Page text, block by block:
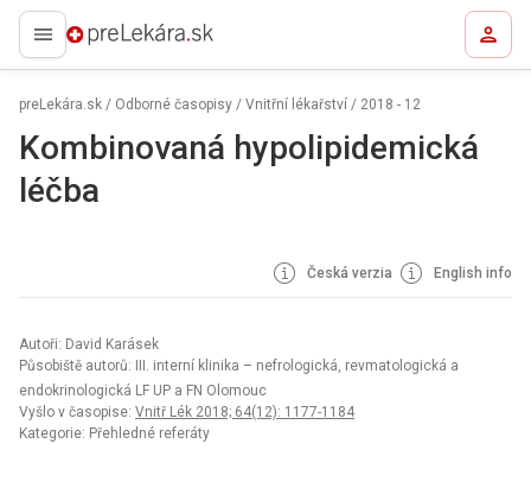
preLekára.sk
preLekára.sk / Odborné časopisy / Vnitřní lékařství / 2018 - 12
Kombinovaná hypolipidemická
léčba
Česká verzia English info
Autoři: David Karásek
Působiště autorů: III. interní klinika – nefrologická, revmatologická a
endokrinologická LF UP a FN Olomouc
Vyšlo v časopise: Vnitř Lék 2018; 64(12): 1177-1184
Kategorie: Přehledné referáty